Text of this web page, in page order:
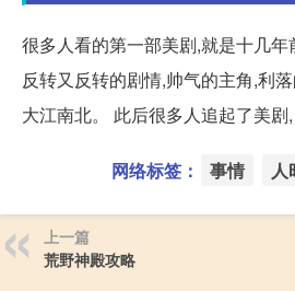
很多人看的第一部美剧,就是十几年
反转又反转的剧情,帅气的主角,利
大江南北。 此后很多人追起了美剧,
网络标签： 事情 人
上一篇
荒野神殿攻略